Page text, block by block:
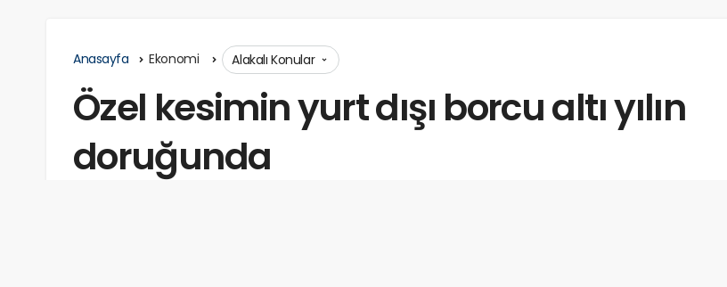
Anasayfa Ekonomi Alakalı Konular
Özel kesimin yurt dışı borcu altı yılın
doruğunda